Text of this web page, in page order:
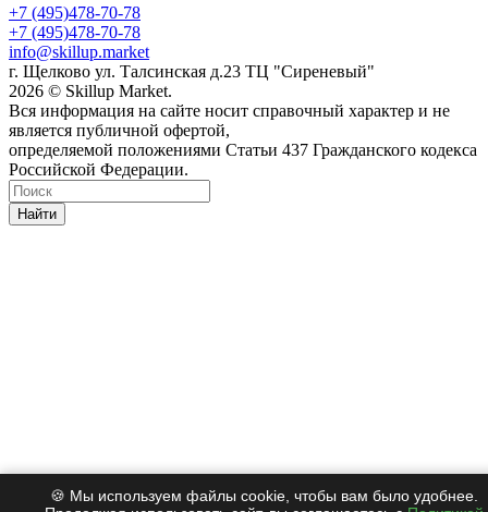
+7 (495)478-70-78
+7 (495)478-70-78
info@skillup.market
г. Щелково ул. Талсинская д.23 ТЦ "Сиреневый"
2026 © Skillup Market.
Вся информация на сайте носит справочный характер и не
является публичной офертой,
определяемой положениями Статьи 437 Гражданского кодекса
Российской Федерации.
Найти
🍪 Мы используем файлы cookie, чтобы вам было удобнее.